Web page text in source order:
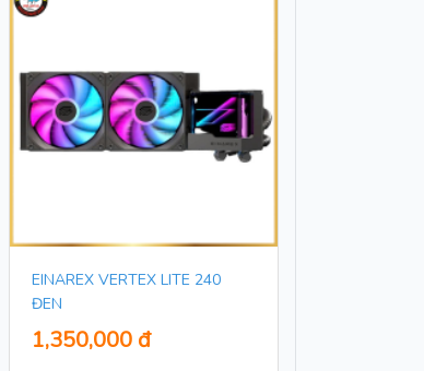
EINAREX VERTEX LITE 240
ĐEN
1,350,000 đ